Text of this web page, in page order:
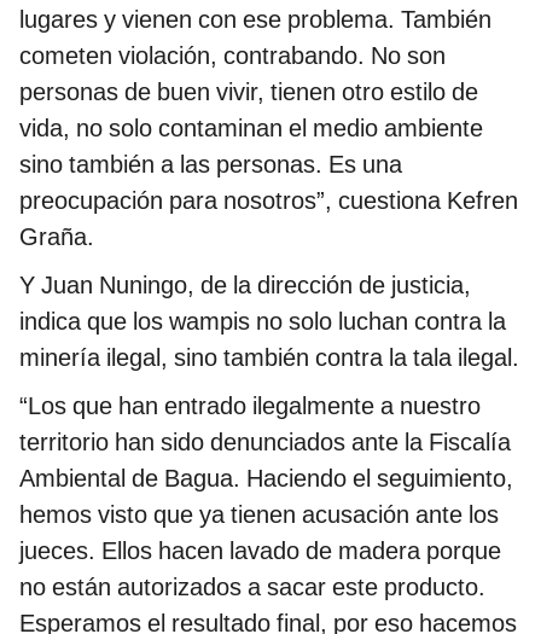
lugares y vienen con ese problema. También
cometen violación, contrabando. No son
personas de buen vivir, tienen otro estilo de
vida, no solo contaminan el medio ambiente
sino también a las personas. Es una
preocupación para nosotros”, cuestiona Kefren
Graña.
Y Juan Nuningo, de la dirección de justicia,
indica que los wampis no solo luchan contra la
minería ilegal, sino también contra la tala ilegal.
“Los que han entrado ilegalmente a nuestro
territorio han sido denunciados ante la Fiscalía
Ambiental de Bagua. Haciendo el seguimiento,
hemos visto que ya tienen acusación ante los
jueces. Ellos hacen lavado de madera porque
no están autorizados a sacar este producto.
Esperamos el resultado final, por eso hacemos